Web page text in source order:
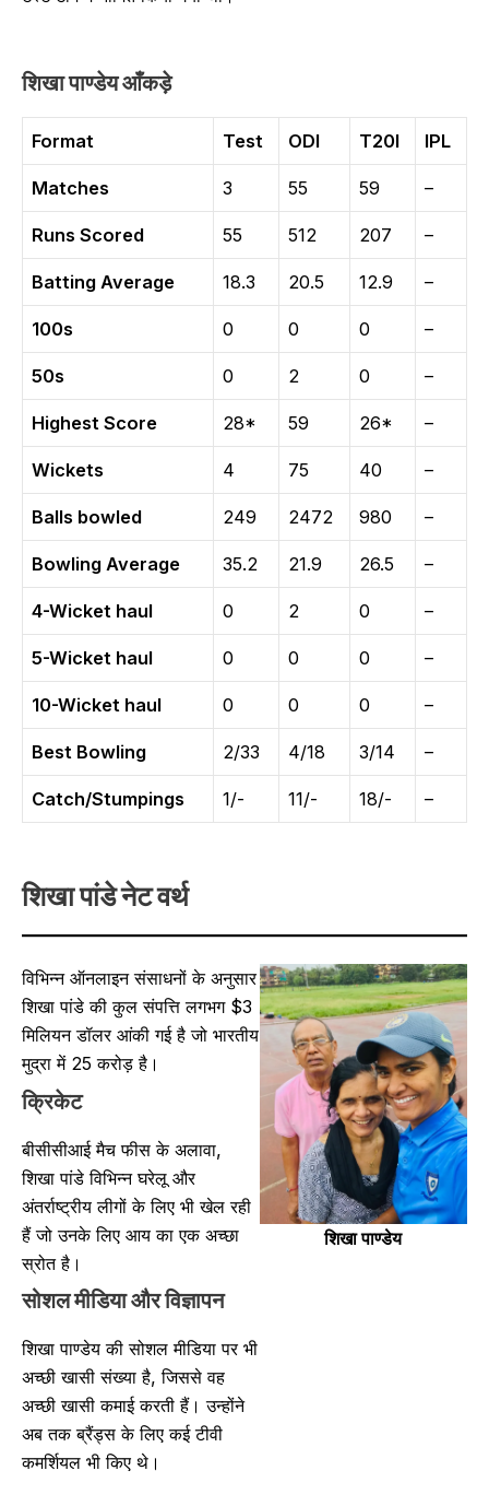
शिखा पाण्डेय आँकड़े
Format Test ODI T20I IPL
Matches 3 55 59 –
Runs Scored 55 512 207 –
Batting Average 18.3 20.5 12.9 –
100s 0 0 0 –
50s 0 2 0 –
Highest Score 28* 59 26* –
Wickets 4 75 40 –
Balls bowled 249 2472 980 –
Bowling Average 35.2 21.9 26.5 –
4-Wicket haul 0 2 0 –
5-Wicket haul 0 0 0 –
10-Wicket haul 0 0 0 –
Best Bowling 2/33 4/18 3/14 –
Catch/Stumpings 1/- 11/- 18/- –
शिखा पांडे नेट वर्थ
विभिन्न ऑनलाइन संसाधनों के अनुसार
शिखा पांडे की कुल संपत्ति लगभग $3
मिलियन डॉलर आंकी गई है जो भारतीय
मुद्रा में 25 करोड़ है।
क्रिकेट
बीसीसीआई मैच फीस के अलावा,
शिखा पांडे विभिन्न घरेलू और
अंतर्राष्ट्रीय लीगों के लिए भी खेल रही
हैं जो उनके लिए आय का एक अच्छा
स्रोत है।
सोशल मीडिया और विज्ञापन
शिखा पाण्डेय की सोशल मीडिया पर भी
अच्छी खासी संख्या है, जिससे वह
अच्छी खासी कमाई करती हैं। उन्होंने
अब तक ब्रैंड्स के लिए कई टीवी
कमर्शियल भी किए थे।
शिखा पाण्डेय